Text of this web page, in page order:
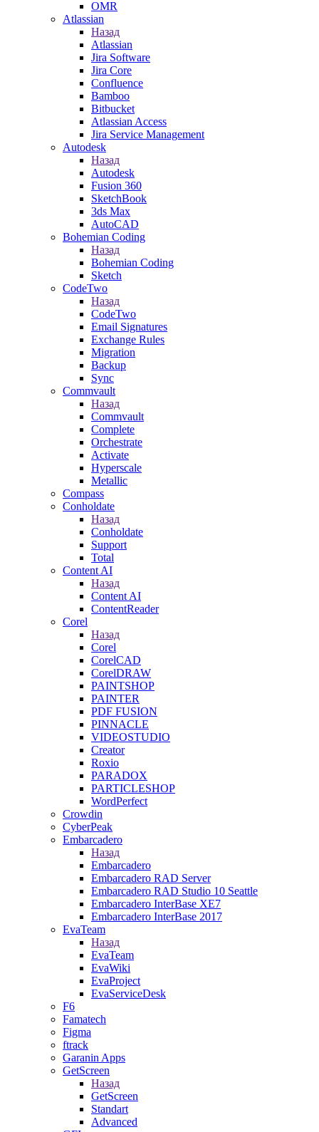
OMR
Atlassian
Назад
Atlassian
Jira Software
Jira Core
Confluence
Bamboo
Bitbucket
Atlassian Access
Jira Service Management
Autodesk
Назад
Autodesk
Fusion 360
SketchBook
3ds Max
AutoCAD
Bohemian Coding
Назад
Bohemian Coding
Sketch
CodeTwo
Назад
CodeTwo
Email Signatures
Exchange Rules
Migration
Backup
Sync
Commvault
Назад
Commvault
Complete
Orchestrate
Activate
Hyperscale
Metallic
Compass
Conholdate
Назад
Conholdate
Support
Total
Content AI
Назад
Content AI
ContentReader
Corel
Назад
Corel
CorelCAD
CorelDRAW
PAINTSHOP
PAINTER
PDF FUSION
PINNACLE
VIDEOSTUDIO
Creator
Roxio
PARADOX
PARTICLESHOP
WordPerfect
Crowdin
CyberPeak
Embarcadero
Назад
Embarcadero
Embarcadero RAD Server
Embarcadero RAD Studio 10 Seattle
Embarcadero InterBase XE7
Embarcadero InterBase 2017
EvaTeam
Назад
EvaTeam
EvaWiki
EvaProject
EvaServiceDesk
F6
Famatech
Figma
ftrack
Garanin Apps
GetScreen
Назад
GetScreen
Standart
Advanced